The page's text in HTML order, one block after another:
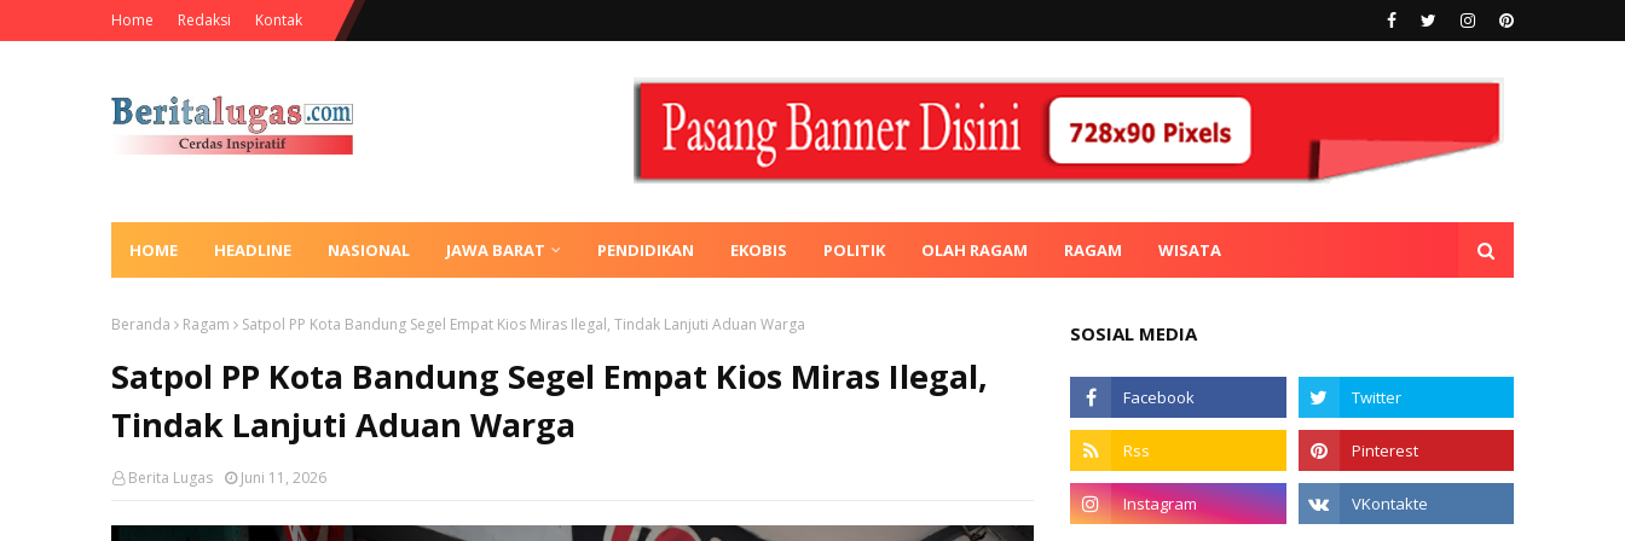
Home Redaksi Kontak
HOME HEADLINE NASIONAL JAWA BARAT PENDIDIKAN EKOBIS POLITIK OLAH RAGAM RAGAM WISATA
Beranda Ragam Satpol PP Kota Bandung Segel Empat Kios Miras Ilegal, Tindak Lanjuti Aduan Warga
Satpol PP Kota Bandung Segel Empat Kios Miras Ilegal,
Tindak Lanjuti Aduan Warga
Berita Lugas Juni 11, 2026
SOSIAL MEDIA